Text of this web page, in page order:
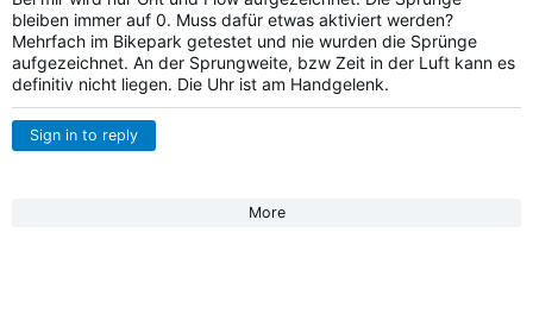
bleiben immer auf 0. Muss dafür etwas aktiviert werden?
Mehrfach im Bikepark getestet und nie wurden die Sprünge
aufgezeichnet. An der Sprungweite, bzw Zeit in der Luft kann es
definitiv nicht liegen. Die Uhr ist am Handgelenk.
Sign in to reply
More